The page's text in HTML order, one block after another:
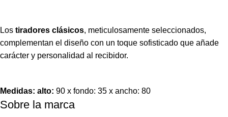
Los tiradores clásicos, meticulosamente seleccionados,
complementan el diseño con un toque sofisticado que añade
carácter y personalidad al recibidor.
Medidas: alto: 90 x fondo: 35 x ancho: 80
Sobre la marca